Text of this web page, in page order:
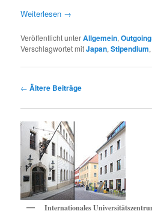
Weiterlesen →
Veröffentlicht unterAllgemein,
Verschlagwortet mitJapan,Stipendium
Beitragsnavigation
← Ältere Beiträge
Internationales